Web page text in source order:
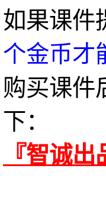
如果课件
个金币才
购买课件
下：
『智诚